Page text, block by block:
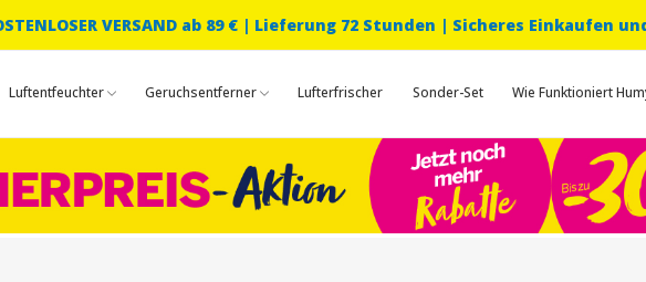
VERSAND ab 89 € | Lieferung 72 Stunden | Sicheres Einkaufen
Luftentfeuchter Geruchsentferner Lufterfrischer Sonder-Set Wie Funktioniert